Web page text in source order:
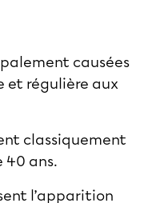
causées
et régulière aux
classiquement
40 ans.
l’apparition